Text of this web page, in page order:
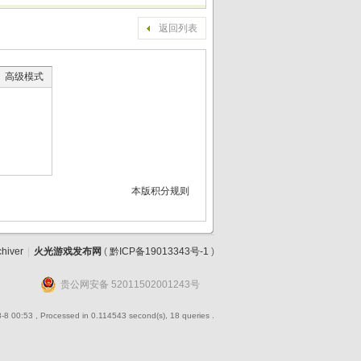
返回列表
高级模式
本版积分规则
火光游戏发布网 ( 黔ICP备19013343号-1 )
贵公网安备 52011502001243号
8 00:53 , Processed in 0.114543 second(s), 18 queries .